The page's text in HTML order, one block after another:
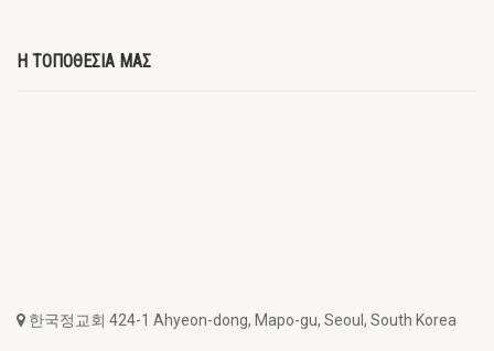
Η ΤΟΠΟΘΕΣΙΑ ΜΑΣ
한국정교회 424-1 Ahyeon-dong, Mapo-gu, Seoul, South Korea